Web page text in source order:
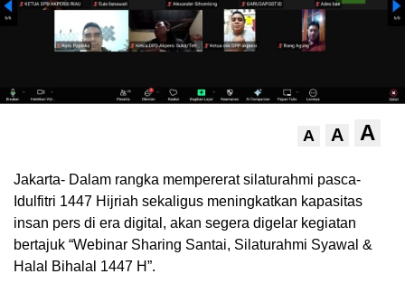
A A A
Jakarta- Dalam rangka mempererat silaturahmi pasca-
Idulfitri 1447 Hijriah sekaligus meningkatkan kapasitas
insan pers di era digital, akan segera digelar kegiatan
bertajuk “Webinar Sharing Santai, Silaturahmi Syawal &
Halal Bihalal 1447 H”.